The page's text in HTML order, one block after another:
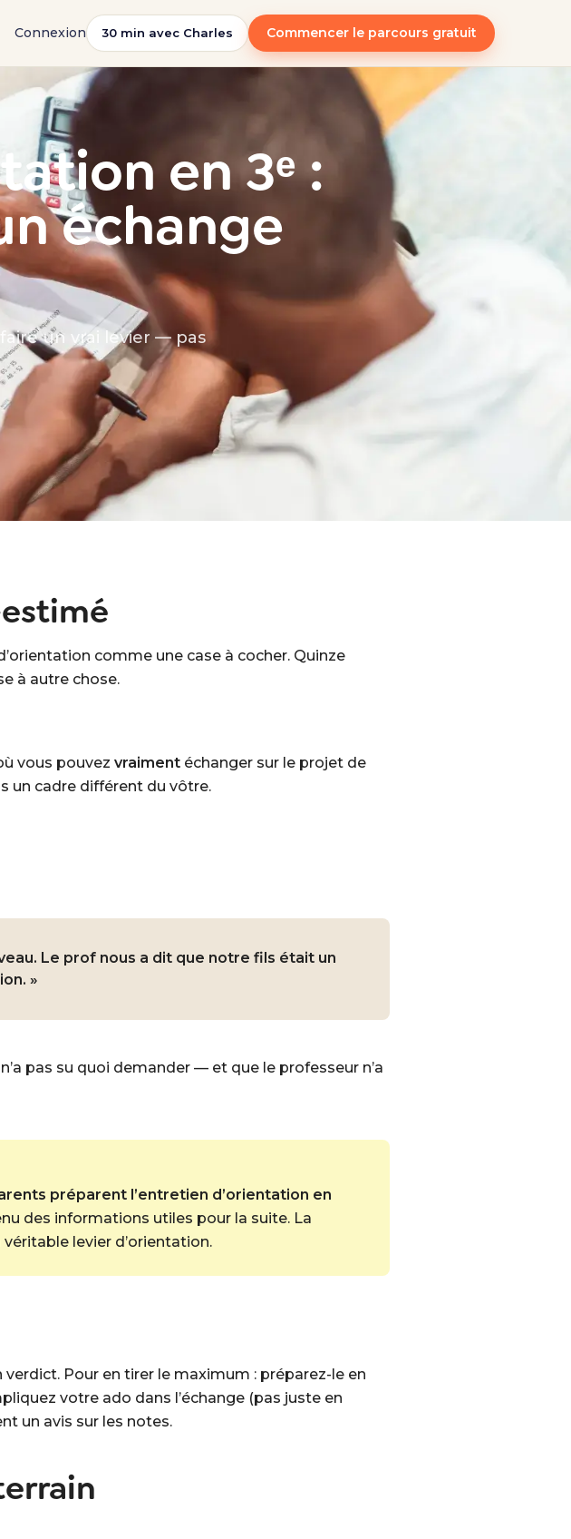
Connexion 30 min avec Charles Commencer le parcours gratuit
en 3ᵉ :
échange
un vrai levier — pas
comme une case à cocher. Quinze
à autre chose.
vous pouvez vraiment échanger sur le projet de
un cadre différent du vôtre.
Le prof nous a dit que notre fils était un
»
pas su quoi demander — et que le professeur n’a
préparent l’entretien d’orientation en
des informations utiles pour la suite. La
levier d’orientation.
verdict. Pour en tirer le maximum : préparez-le en
votre ado dans l’échange (pas juste en
un avis sur les notes.